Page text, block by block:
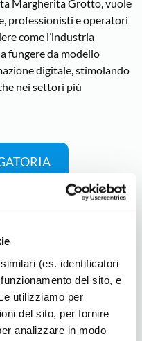
(es. identificatori
del sito, e
utilizziamo per
del sito, per fornire
analizzare in modo
Margherita Grotto, vuole
professionisti e operatori
come l’industria
fungere da modello
digitale, stimolando
nei settori più